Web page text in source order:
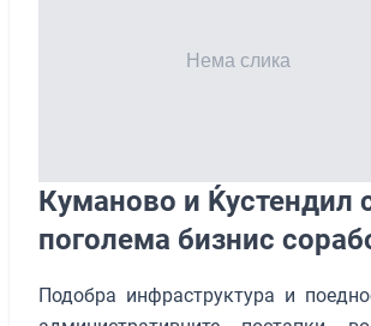
Куманово и Ќустендил
поголема бизнис
Подобрa инфраструктура и